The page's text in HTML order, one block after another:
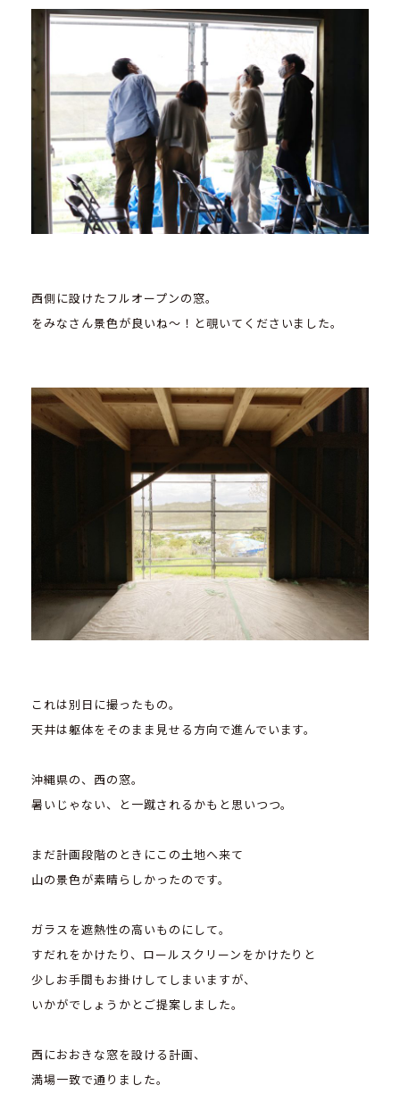
西側に設けたフルオープンの窓。
をみなさん景色が良いね～！と覗いてくださいました。
これは別日に撮ったもの。
天井は躯体をそのまま見せる方向で進んでいます。
沖縄県の、西の窓。
暑いじゃない、と一蹴されるかもと思いつつ。
まだ計画段階のときにこの土地へ来て
山の景色が素晴らしかったのです。
ガラスを遮熱性の高いものにして。
すだれをかけたり、ロールスクリーンをかけたりと
少しお手間もお掛けしてしまいますが、
いかがでしょうかとご提案しました。
西におおきな窓を設ける計画、
満場一致で通りました。